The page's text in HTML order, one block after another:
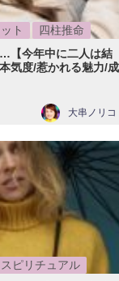
ト
四柱推命
【今年中に二人は結
気度/惹かれる魅力/成
大串ノリコ
スピリチュアル